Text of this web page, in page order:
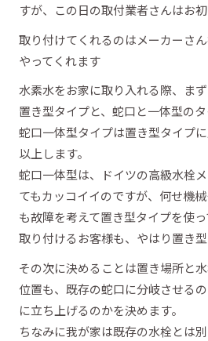
すが、この日の取付業者さんはお
取り付けてくれるのはメーカーさ
やってくれます
水素水をお家に取り入れる際、まず
置き型タイプと、蛇口と一体型のタ
蛇口一体型タイプは置き型タイプ
以上します。
蛇口一体型は、ドイツの高級水栓
てもカッコイイのですが、何せ機
も故障を考えて置き型タイプを使
取り付けるお客様も、やはり置き
その次に決めることは置き場所と
位置も、既存の蛇口に分岐させる
に立ち上げるのかを決めます。
ちなみに我が家は既存の水栓とは